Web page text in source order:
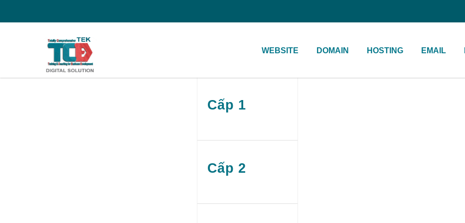
WEBSITE DOMAIN HOSTING EMAIL
Cấp 1
Cấp 2